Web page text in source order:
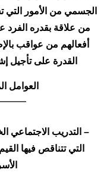
الجسمي من الأمور
من علاقة بقدره الفرد
أفعالهم من عواقب
القدرة على تأجيل
العوامل
– التدريب الاجتماعي
التي تتناقص فيها